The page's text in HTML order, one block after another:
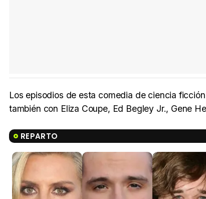
Los episodios de esta comedia de ciencia
también con Eliza Coupe, Ed Begley Jr., Gene
REPARTO